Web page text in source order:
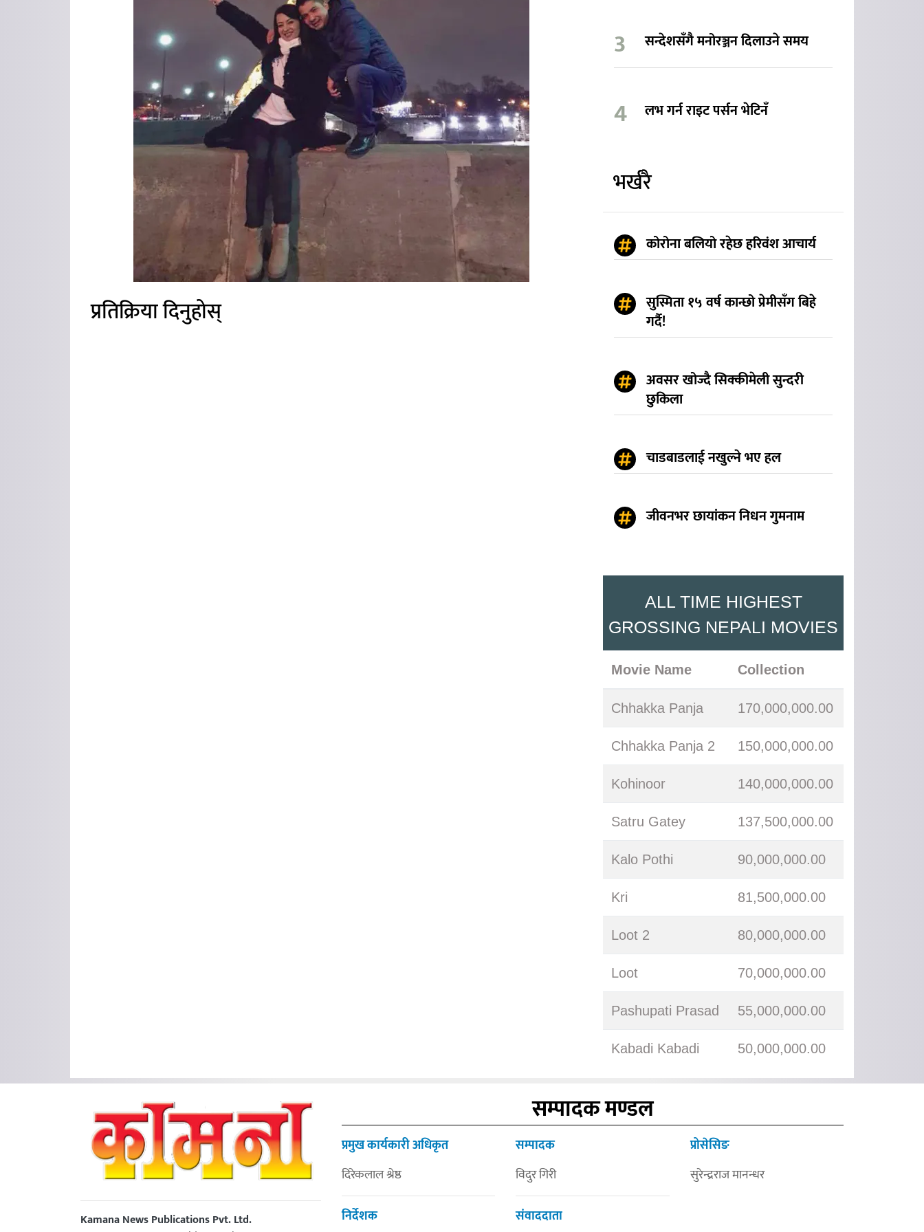
प्रतिक्रिया दिनुहोस्
सन्देशसँगै मनोरञ्जन दिलाउने समय
लभ गर्न राइट पर्सन भेटिनँ
भर्खरै
कोरोना बलियो रहेछ हरिवंश आचार्य
सुस्मिता १५ वर्ष कान्छो प्रेमीसँग बिहे
गर्दै!
अवसर खोज्दै सिक्कीमेली सुन्दरी
छुकिला
चाडबाडलाई नखुल्ने भए हल
जीवनभर छायांकन निधन गुमनाम
ALL TIME HIGHEST
GROSSING NEPALI MOVIES
Movie Name Collection
Chhakka Panja 170,000,000.00
Chhakka Panja 2 150,000,000.00
Kohinoor 140,000,000.00
Satru Gatey 137,500,000.00
Kalo Pothi 90,000,000.00
Kri 81,500,000.00
Loot 2 80,000,000.00
Loot 70,000,000.00
Pashupati Prasad 55,000,000.00
Kabadi Kabadi 50,000,000.00
Kamana News Publications Pvt. Ltd.
सम्पादक मण्डल
प्रमुख कार्यकारी अधिकृत
दिरेकलाल श्रेष्ठ
निर्देशक
सम्पादक
विदुर गिरी
संवाददाता
प्रोसेसिङ
सुरेन्द्रराज मानन्धर